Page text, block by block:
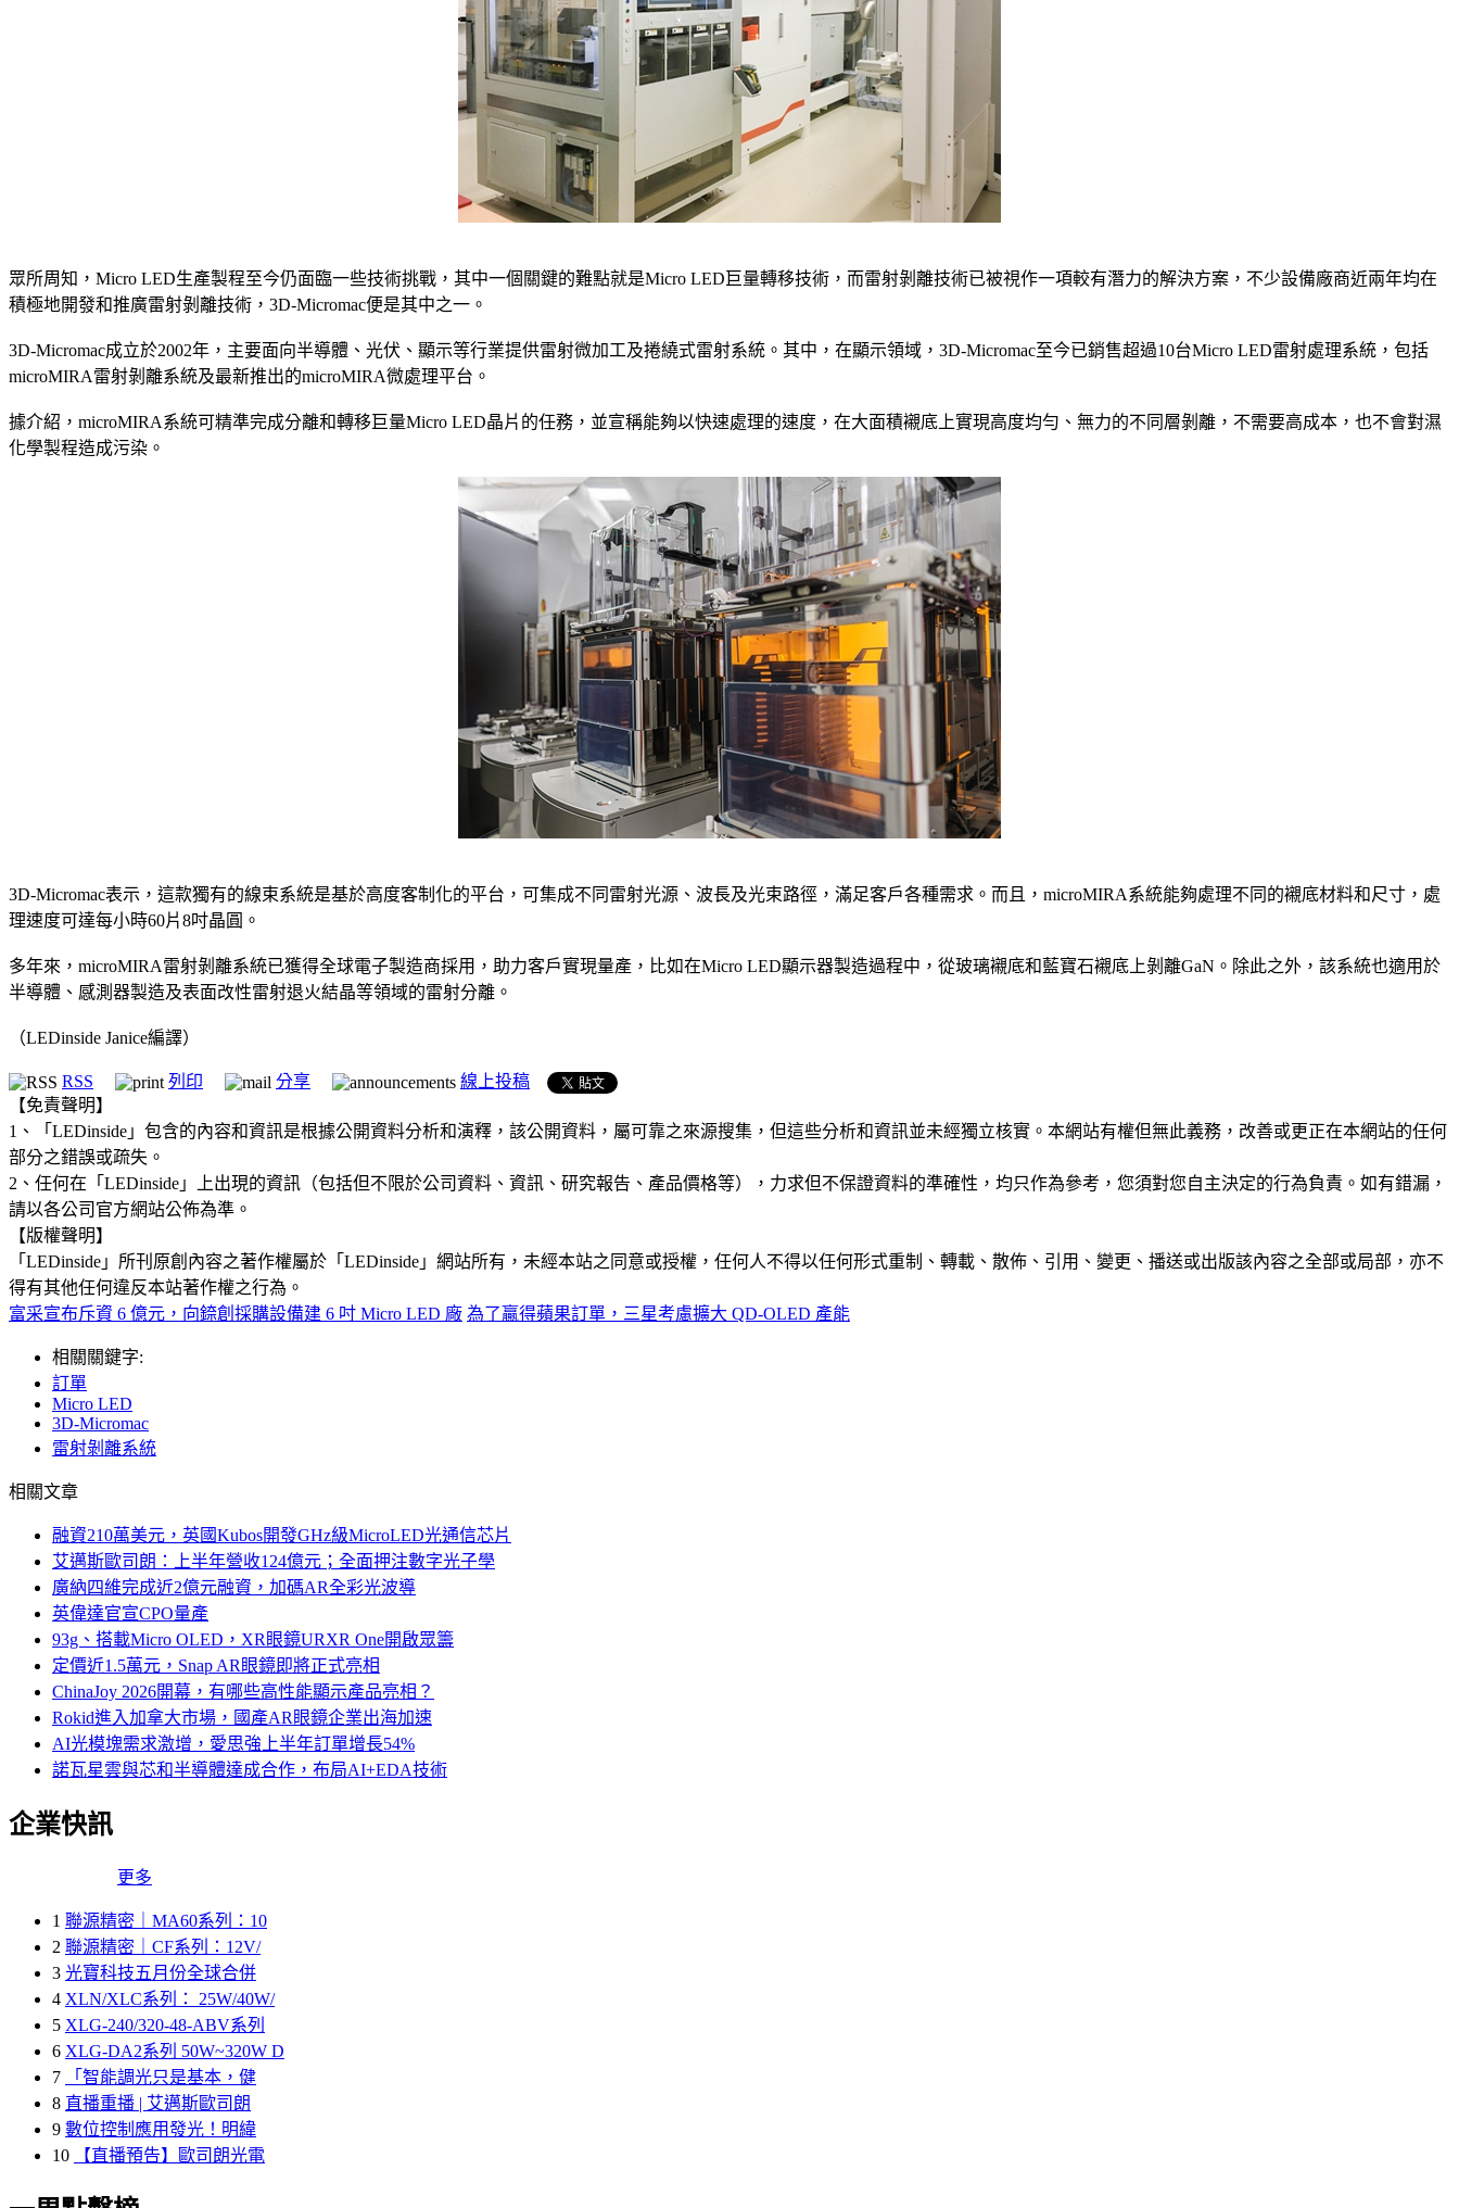
眾所周知，Micro LED生產製程至今仍面臨一些技術挑戰，其中一個關鍵的難點就是Micro LED巨量轉移技術，而雷射剝離技術已被視作一項較有潛力的解決方案，不少設備廠商近兩年均在
積極地開發和推廣雷射剝離技術，3D-Micromac便是其中之一。
3D-Micromac成立於2002年，主要面向半導體、光伏、顯示等行業提供雷射微加工及捲繞式雷射系統。其中，在顯示領域，3D-Micromac至今已銷售超過10台Micro LED雷射處理系統，包括
microMIRA雷射剝離系統及最新推出的microMIRA微處理平台。
據介紹，microMIRA系統可精準完成分離和轉移巨量Micro LED晶片的任務，並宣稱能夠以快速處理的速度，在大面積襯底上實現高度均勻、無力的不同層剝離，不需要高成本，也不會對濕
化學製程造成污染。
3D-Micromac表示，這款獨有的線束系統是基於高度客制化的平台，可集成不同雷射光源、波長及光束路徑，滿足客戶各種需求。而且，microMIRA系統能夠處理不同的襯底材料和尺寸，處
理速度可達每小時60片8吋晶圓。
多年來，microMIRA雷射剝離系統已獲得全球電子製造商採用，助力客戶實現量產，比如在Micro LED顯示器製造過程中，從玻璃襯底和藍寶石襯底上剝離GaN。除此之外，該系統也適用於
半導體、感測器製造及表面改性雷射退火結晶等領域的雷射分離。
（LEDinside Janice編譯）
RSS 列印 分享
線上投稿
【免責聲明】
1、「LEDinside」包含的內容和資訊是根據公開資料分析和演釋，該公開資料，屬可靠之來源搜集，但這些分析和資訊並未經獨立核實。本網站有權但無此義務，改善或更正在本網站的任何
部分之錯誤或疏失。
2、任何在「LEDinside」上出現的資訊（包括但不限於公司資料、資訊、研究報告、產品價格等），力求但不保證資料的準確性，均只作為參考，您須對您自主決定的行為負責。如有錯漏，
請以各公司官方網站公佈為準。
【版權聲明】
「LEDinside」所刊原創內容之著作權屬於「LEDinside」網站所有，未經本站之同意或授權，任何人不得以任何形式重制、轉載、散佈、引用、變更、播送或出版該內容之全部或局部，亦不
得有其他任何違反本站著作權之行為。
富采宣布斥資 6 億元，向錼創採購設備建 6 吋 Micro LED 廠 為了贏得蘋果訂單，三星考慮擴大 QD-OLED 產能
相關關鍵字:
訂單
Micro LED
3D-Micromac
雷射剝離系統
相關文章
融資210萬美元，英國Kubos開發GHz級MicroLED光通信芯片
艾邁斯歐司朗：上半年營收124億元；全面押注數字光子學
廣納四維完成近2億元融資，加碼AR全彩光波導
英偉達官宣CPO量產
93g、搭載Micro OLED，XR眼鏡URXR One開啟眾籌
定價近1.5萬元，Snap AR眼鏡即將正式亮相
ChinaJoy 2026開幕，有哪些高性能顯示產品亮相？
Rokid進入加拿大市場，國產AR眼鏡企業出海加速
AI光模塊需求激增，愛思強上半年訂單增長54%
諾瓦星雲與芯和半導體達成合作，布局AI+EDA技術
企業快訊
更多
1 聯源精密｜MA60系列：10
2 聯源精密｜CF系列：12V/
3 光寶科技五月份全球合併
4 XLN/XLC系列： 25W/40W/
5 XLG-240/320-48-ABV系列
6 XLG-DA2系列 50W~320W D
7
「智能調光只是基本，健
8 直播重播 | 艾邁斯歐司朗
9 數位控制應用發光！明緯
10
【直播預告】歐司朗光電